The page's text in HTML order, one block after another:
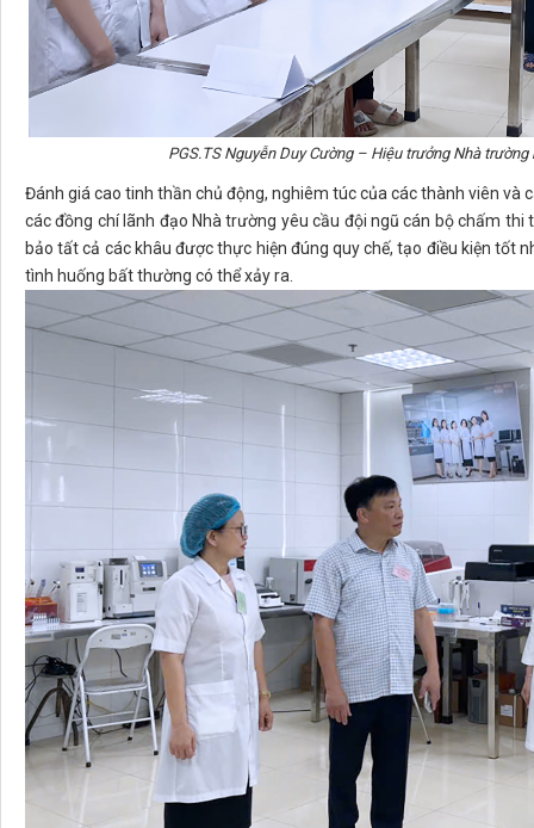
PGS.TS Nguyễn Duy Cường – Hiệu trưởng Nhà
Đánh giá cao tinh thần chủ động, nghiêm túc của các thành viên và
các đồng chí lãnh đạo Nhà trường yêu cầu đội ngũ cán bộ chấm
bảo tất cả các khâu được thực hiện đúng quy chế, tạo điều kiện tốt
tình huống bất thường có thể xảy ra.